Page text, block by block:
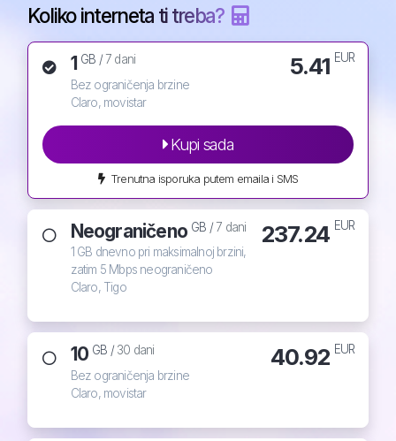
Koliko interneta ti treba?
1 GB /7 dani
Bez ograničenja brzine
Claro, movistar
5.41 EUR
Kupi sada
Trenutna isporuka putem emaila i SMS
Neograničeno GB /7 dani
1 GB dnevno pri maksimalnoj brzini,
zatim 5 Mbps neograničeno
Claro, Tigo
237.24 EUR
10 GB /30 dani
Bez ograničenja brzine
Claro, movistar
40.92 EUR